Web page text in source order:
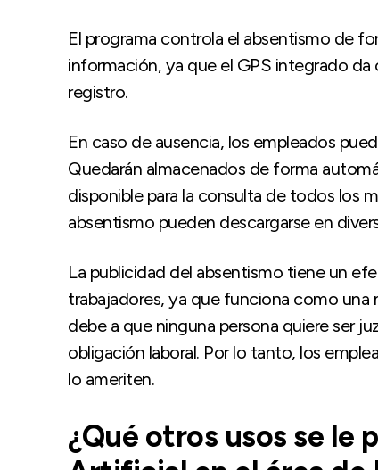
El programa controla el absentismo de
información, ya que el GPS integrado
registro.
En caso de ausencia, los empleados
Quedarán almacenados de forma
disponible para la consulta de todos los
absentismo pueden descargarse en
La publicidad del absentismo tiene un
trabajadores, ya que funciona como una
debe a que ninguna persona quiere ser
obligación laboral. Por lo tanto, los
lo ameriten.
¿Qué otros usos se le